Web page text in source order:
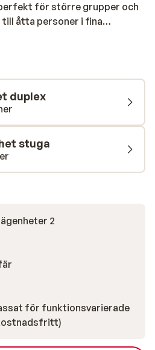
för större grupper och
till åtta personer i fina
gott om utrymme. Om du
ligger bara en kort
ett underbart ställe att
en drink eller inte vill laga mat
Under chaletet ligger en
Le Nazca. På onsdagar
eller en DJ.
duplex
stuga
2
för funktionsvarierade